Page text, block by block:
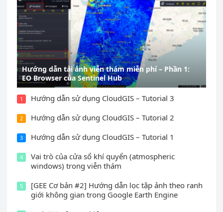
Hướng dẫn tải ảnh viễn thám miễn phí – Phần 1:
EO Browser của Sentinel Hub
1 Hướng dẫn sử dụng CloudGIS – Tutorial 3
2 Hướng dẫn sử dụng CloudGIS – Tutorial 2
3 Hướng dẫn sử dụng CloudGIS – Tutorial 1
4
Vai trò của cửa sổ khí quyển (atmospheric
windows) trong viễn thám
5
[GEE Cơ bản #2] Hướng dẫn lọc tập ảnh theo ranh
giới không gian trong Google Earth Engine